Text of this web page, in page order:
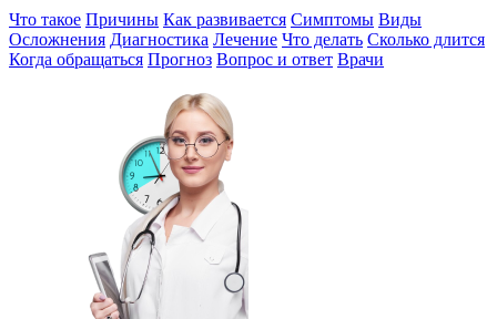
Что такое Причины Как развивается Симптомы Виды
Осложнения Диагностика Лечение Что делать Сколько длится
Когда обращаться Прогноз Вопрос и ответ Врачи